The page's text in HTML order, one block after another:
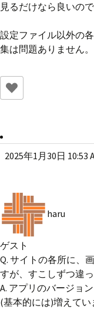
見るだけなら良いの
設定ファイル以外の
集は問題ありません。
2025年1月30日 10:53
haru
ゲスト
Q. サイトの各所に、
すが、すこしずつ違
A. アプリのバージョ
(基本的には)増えてい